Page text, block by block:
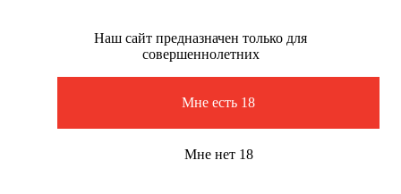
Наш сайт предназначен только для
совершеннолетних
Мне есть 18
Мне нет 18